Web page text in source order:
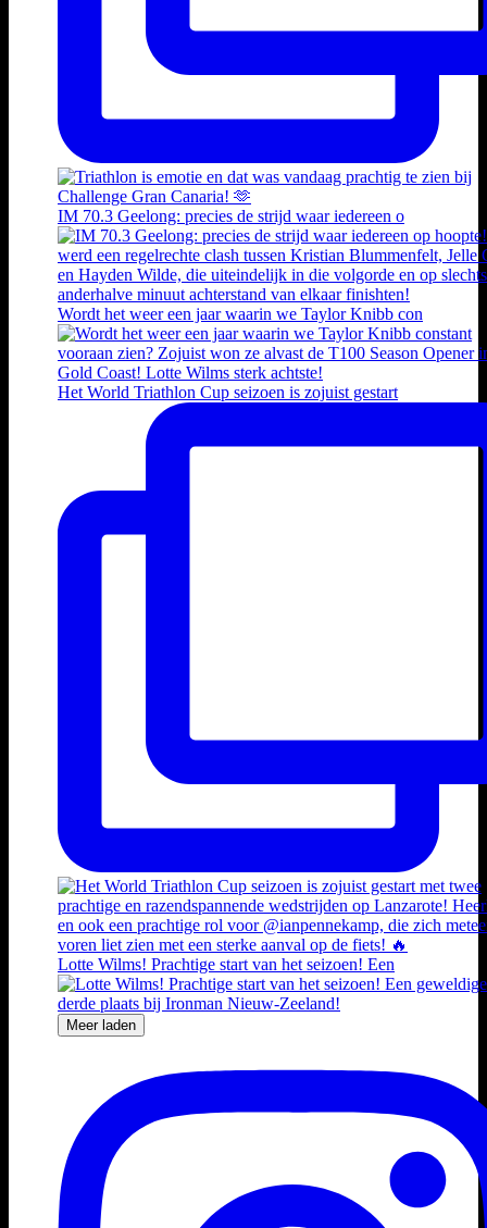
IM 70.3 Geelong: precies de strijd waar iedereen o
Wordt het weer een jaar waarin we Taylor Knibb con
Het World Triathlon Cup seizoen is zojuist gestart
Lotte Wilms! Prachtige start van het seizoen! Een
Meer laden